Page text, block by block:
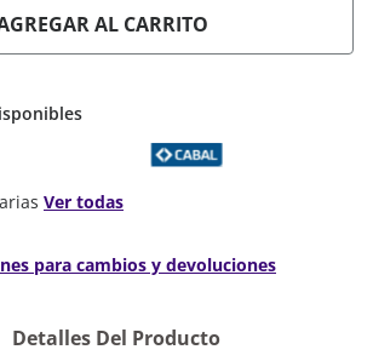
AL CARRITO
Ver todas
para cambios y devoluciones
Detalles Del Producto